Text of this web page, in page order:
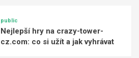
public
Nejlepší hry na crazy-tower-
cz.com: co si užít a jak vyhrávat